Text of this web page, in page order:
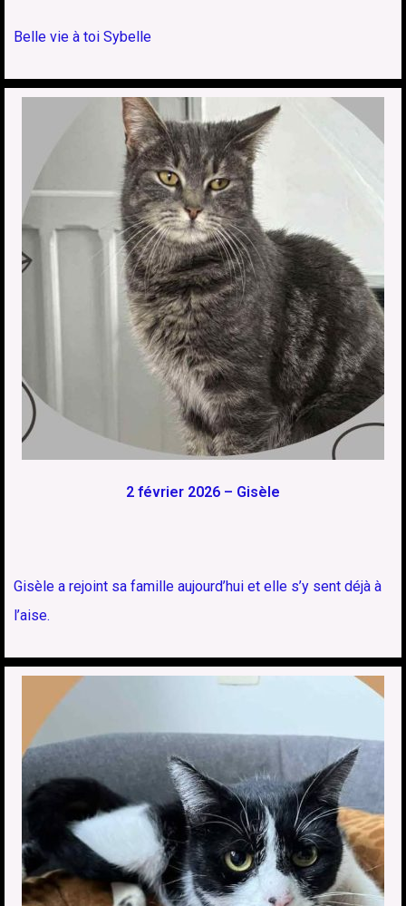
Belle vie à toi Sybelle
2 février 2026 – Gisèle
Gisèle a rejoint sa famille aujourd’hui et elle s’y sent déjà à
l’aise.